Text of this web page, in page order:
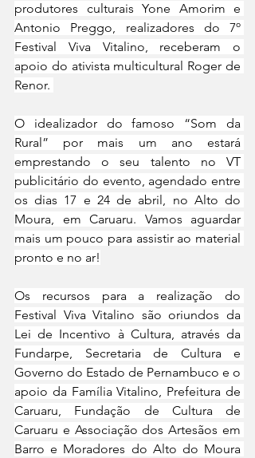
produtores culturais Yone Amorim e
Antonio Preggo, realizadores do 7º
Festival Viva Vitalino, receberam o
apoio do ativista multicultural Roger de
Renor.
O idealizador do famoso “Som da
Rural” por mais um ano estará
emprestando o seu talento no VT
publicitário do evento, agendado entre
os dias 17 e 24 de abril, no Alto do
Moura, em Caruaru. Vamos aguardar
mais um pouco para assistir ao material
pronto e no ar!
Os recursos para a realização do
Festival Viva Vitalino são oriundos da
Lei de Incentivo à Cultura, através da
Fundarpe, Secretaria de Cultura e
Governo do Estado de Pernambuco e o
apoio da Família Vitalino, Prefeitura de
Caruaru, Fundação de Cultura de
Caruaru e Associação dos Artesãos em
Barro e Moradores do Alto do Moura